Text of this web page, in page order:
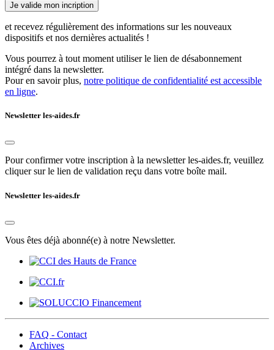
Je valide mon incription
et recevez régulièrement des informations sur les nouveaux
dispositifs et nos dernières actualités !
Vous pourrez à tout moment utiliser le lien de désabonnement
intégré dans la newsletter.
Pour en savoir plus, notre politique de confidentialité est accessible
en ligne.
Newsletter les-aides.fr
Pour confirmer votre inscription à la newsletter les-aides.fr, veuillez
cliquer sur le lien de validation reçu dans votre boîte mail.
Newsletter les-aides.fr
Vous êtes déjà abonné(e) à notre Newsletter.
FAQ - Contact
Archives